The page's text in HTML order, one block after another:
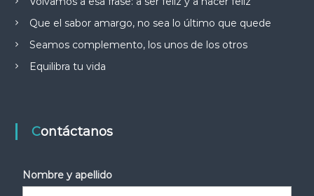
Que el sabor amargo, no sea lo último que quede
Seamos complemento, los unos de los otros
Equilibra tu vida
Contáctanos
Nombre y apellido